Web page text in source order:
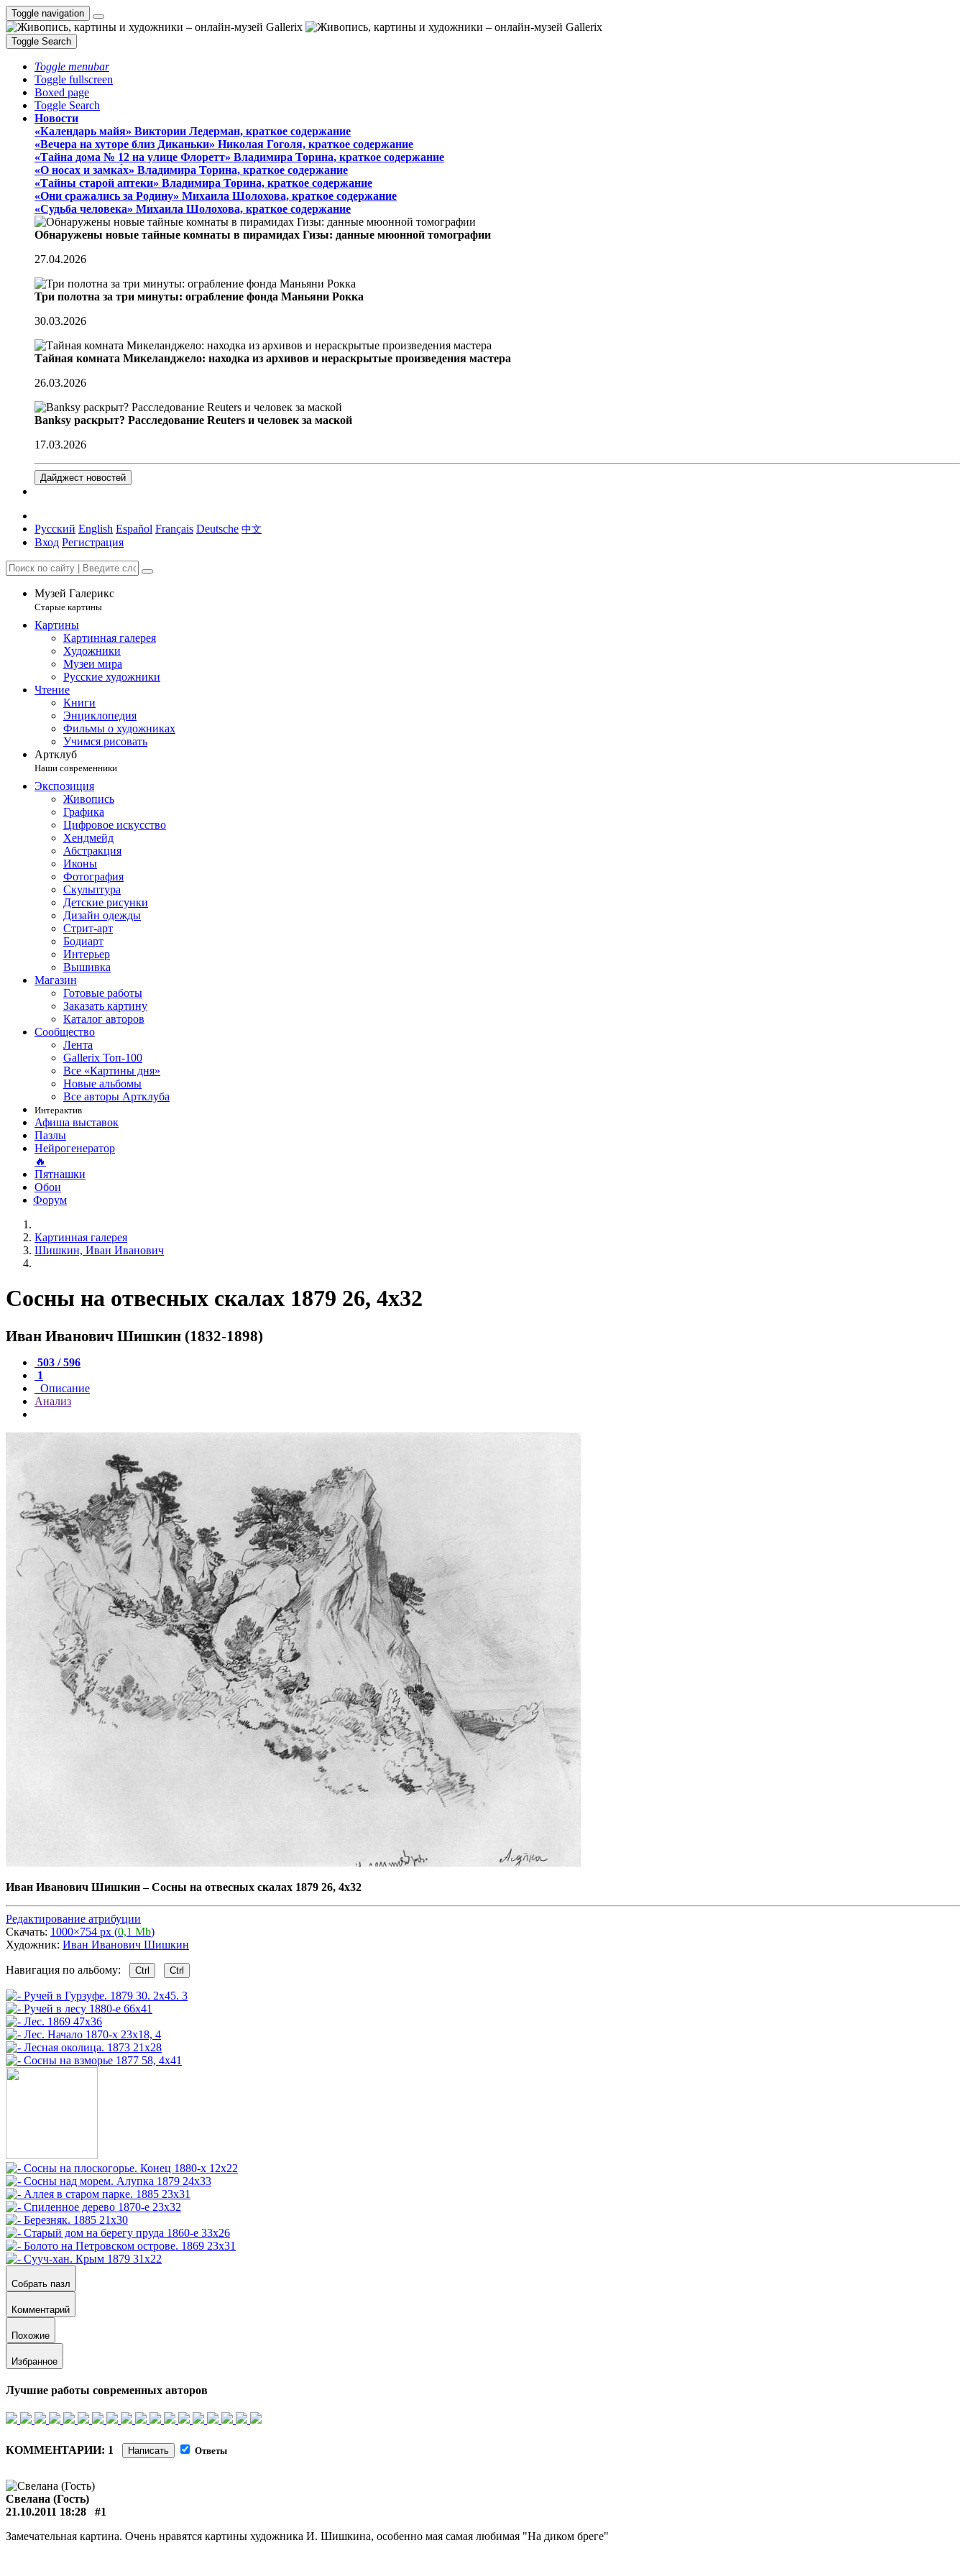
Toggle navigation
Toggle Search
Toggle menubar
Toggle fullscreen
Boxed page
Toggle Search
Новости
«Календарь майя» Виктории Ледерман, краткое содержание
«Вечера на хуторе близ Диканьки» Николая Гоголя, краткое содержание
«Тайна дома № 12 на улице Флоретт» Владимира Торина, краткое содержание
«О носах и замка́х» Владимира Торина, краткое содержание
«Тайны старой аптеки» Владимира Торина, краткое содержание
«Они сражались за Родину» Михаила Шолохова, краткое содержание
«Судьба человека» Михаила Шолохова, краткое содержание
Обнаружены новые тайные комнаты в пирамидах Гизы: данные мюонной томографии
27.04.2026
Три полотна за три минуты: ограбление фонда Маньяни Рокка
30.03.2026
Тайная комната Микеланджело: находка из архивов и нераскрытые произведения мастера
26.03.2026
Banksy раскрыт? Расследование Reuters и человек за маской
17.03.2026
Дайджест новостей
Русский English Español Français Deutsche 中文
Вход Регистрация
Музей Галерикс
Старые картины
Картины
Картинная галерея
Художники
Музеи мира
Русские художники
Чтение
Книги
Энциклопедия
Фильмы о художниках
Учимся рисовать
Артклуб
Наши современники
Экспозиция
Живопись
Графика
Цифровое искусство
Хендмейд
Абстракция
Иконы
Фотография
Скульптура
Детские рисунки
Дизайн одежды
Стрит-арт
Бодиарт
Интерьер
Вышивка
Магазин
Готовые работы
Заказать картину
Каталог авторов
Сообщество
Лента
Gallerix Топ-100
Все «Картины дня»
Новые альбомы
Все авторы Артклуба
Интерактив
Афиша выставок
Пазлы
Нейрогенератор
🔥
Пятнашки
Обои
Форум
Картинная галерея
Шишкин, Иван Иванович
Сосны на отвесных скалах 1879 26, 4х32
Иван Иванович Шишкин (1832-1898)
503 / 596
1
Описание
Анализ
Иван Иванович Шишкин–Сосны на отвесных скалах 1879 26, 4х32
Редактирование атрибуции
Скачать: 1000×754 px (0,1 Mb)
Художник: Иван Иванович Шишкин
Навигация по альбому: Ctrl Ctrl
Собрать пазл
Комментарий
Похожие
Избранное
Лучшие работы современных авторов
КОММЕНТАРИИ: 1 Написать Ответы
Свелана (Гость)
21.10.2011 18:28
#1
Замечательная картина. Очень нравятся картины художника И. Шишкина, особенно мая самая любимая "На диком бреге"